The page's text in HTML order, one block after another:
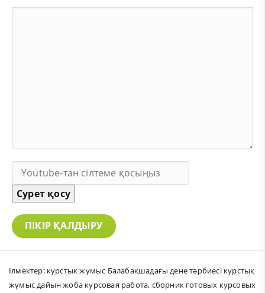
Сурет қосу
ПІКІР ҚАЛДЫРУ
Ілмектер: курстык жумыс Балабақшадағы дене тәрбиесі курстық
жұмыс дайын жоба курсовая работа, сборник готовых курсовых